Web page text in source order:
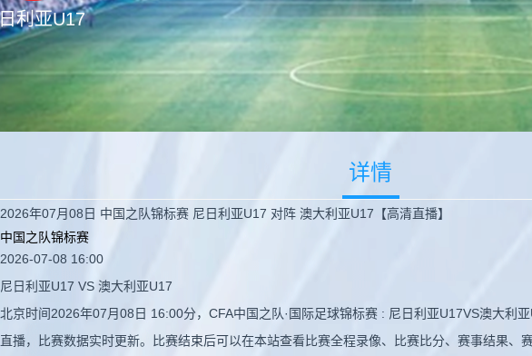
利亚U17
详情
2026年07月08日 中国之队锦标赛 尼日利亚U17 对阵 澳大利亚U17【高清直播】
中国之队锦标赛
2026-07-08 16:00
尼日利亚U17 VS 澳大利亚U17
北京时间2026年07月08日 16:00分，CFA中国之队·国际足球锦标赛 : 尼日利亚U17VS澳大利
播，比赛数据实时更新。比赛结束后可以在本站查看比赛全程录像、比赛比分、赛事结果、